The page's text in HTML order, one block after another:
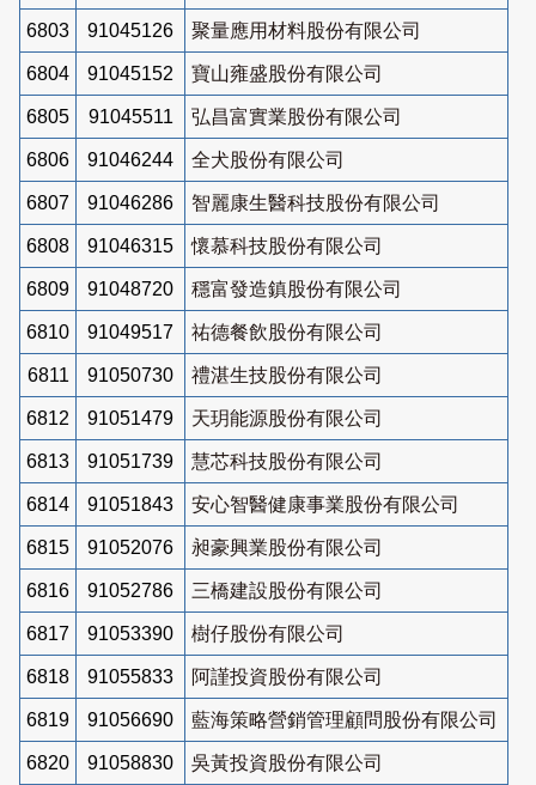
6803 91045126 聚量應用材料股份有限公司
6804 91045152 寶山雍盛股份有限公司
6805 91045511 弘昌富實業股份有限公司
6806 91046244 全犬股份有限公司
6807 91046286 智麗康生醫科技股份有限公司
6808 91046315 懷慕科技股份有限公司
6809 91048720 穩富發造鎮股份有限公司
6810 91049517 祐德餐飲股份有限公司
6811 91050730 禮湛生技股份有限公司
6812 91051479 天玥能源股份有限公司
6813 91051739 慧芯科技股份有限公司
6814 91051843 安心智醫健康事業股份有限公司
6815 91052076 昶豪興業股份有限公司
6816 91052786 三橋建設股份有限公司
6817 91053390 樹仔股份有限公司
6818 91055833 阿謹投資股份有限公司
6819 91056690 藍海策略營銷管理顧問股份有限公司
6820 91058830 吳黃投資股份有限公司